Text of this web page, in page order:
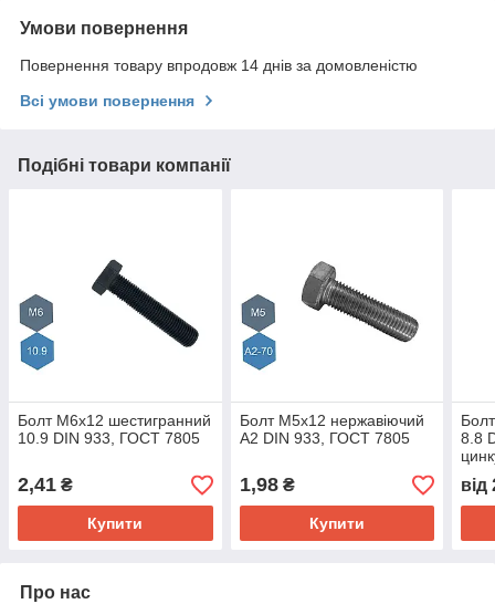
Умови повернення
Повернення товару впродовж 14 днів за домовленістю
Всі умови повернення
Подібні товари компанії
Болт М6х12 шестигранний
10.9 DIN 933, ГОСТ 7805
2,41 ₴
Купити
Болт М5х12 нержавіючий
А2 DIN 933, ГОСТ 7805
1,98₴
Купити
8.8
від
Про нас